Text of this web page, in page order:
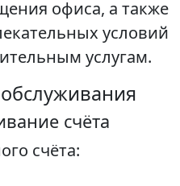
офиса, а также
условий
услугам.
счёта
счёта: